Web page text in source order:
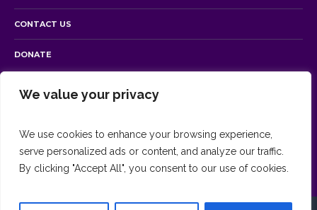
We value your privacy
We use cookies to enhance your browsing experience,
serve personalized ads or content, and analyze our traffic.
By clicking "Accept All", you consent to our use of cookies.
CONTACT US
DONATE
info@horizon4hope.org